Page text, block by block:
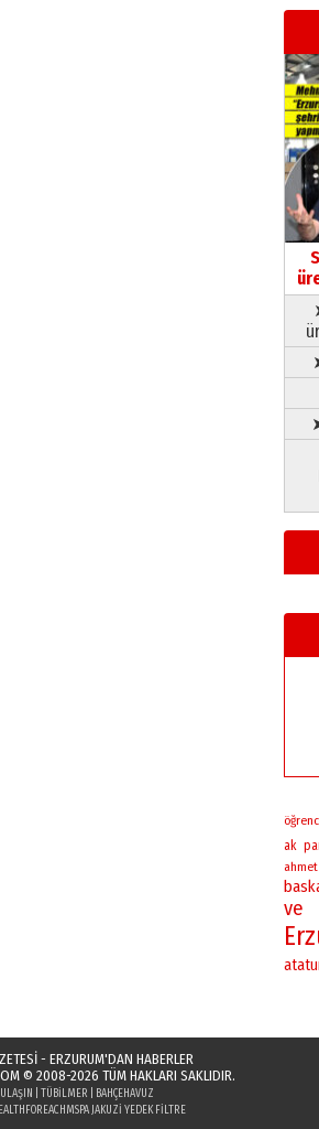
ak
ahmet
ve
- ERZURUM'DAN HABERLER
© 2008-2026 TÜM HAKLARI SAKLIDIR.
TÜBILMER
BAHÇEHAVUZ
MSPA JAKUZI YEDEK FILTRE